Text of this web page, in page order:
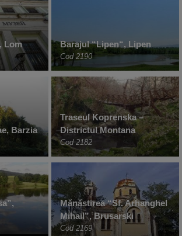
Lom Barajul “Lipen“, Lipen
Cod 2190
Barzia
Traseul Koprenska –
Districtul Montana
Cod 2182
Mănăstirea “Sf. Arhanghel
Mihail”, Brusarski
Cod 2169